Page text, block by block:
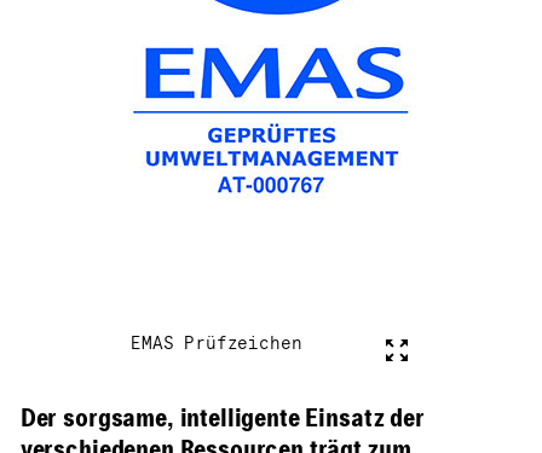
EMAS Prüfzeichen Vollbild
Der sorgsame, intelligente Einsatz der